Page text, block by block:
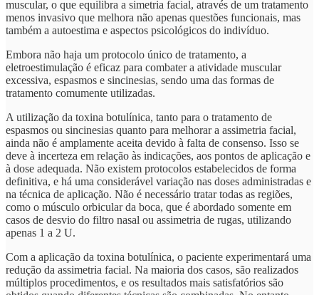
muscular, o que equilibra a simetria facial, através de um tratamento
menos invasivo que melhora não apenas questões funcionais, mas
também a autoestima e aspectos psicológicos do indivíduo.
Embora não haja um protocolo único de tratamento, a
eletroestimulação é eficaz para combater a atividade muscular
excessiva, espasmos e sincinesias, sendo uma das formas de
tratamento comumente utilizadas.
A utilização da toxina botulínica, tanto para o tratamento de
espasmos ou sincinesias quanto para melhorar a assimetria facial,
ainda não é amplamente aceita devido à falta de consenso. Isso se
deve à incerteza em relação às indicações, aos pontos de aplicação e
à dose adequada. Não existem protocolos estabelecidos de forma
definitiva, e há uma considerável variação nas doses administradas e
na técnica de aplicação. Não é necessário tratar todas as regiões,
como o músculo orbicular da boca, que é abordado somente em
casos de desvio do filtro nasal ou assimetria de rugas, utilizando
apenas 1 a 2 U.
Com a aplicação da toxina botulínica, o paciente experimentará uma
redução da assimetria facial. Na maioria dos casos, são realizados
múltiplos procedimentos, e os resultados mais satisfatórios são